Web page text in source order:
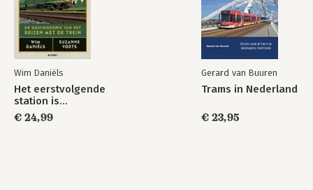
Wim Daniëls
Het eerstvolgende
station is...
€ 24,99
Gerard van Buuren
Trams in Nederland
€ 23,95